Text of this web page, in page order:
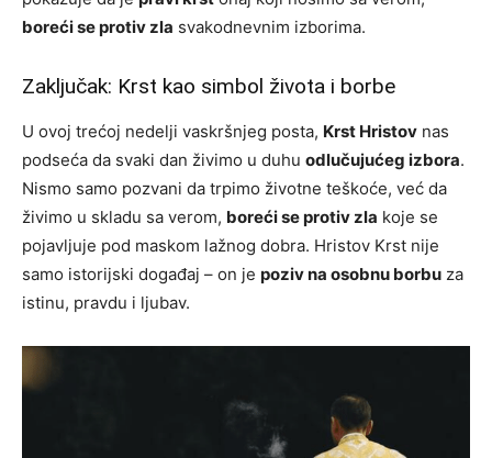
boreći se protiv zla svakodnevnim izborima.
Zaključak: Krst kao simbol života i borbe
U ovoj trećoj nedelji vaskršnjeg posta, Krst Hristov nas
podseća da svaki dan živimo u duhu odlučujućeg izbora.
Nismo samo pozvani da trpimo životne teškoće, već da
živimo u skladu sa verom, boreći se protiv zla koje se
pojavljuje pod maskom lažnog dobra. Hristov Krst nije
samo istorijski događaj – on je poziv na osobnu borbu za
istinu, pravdu i ljubav.